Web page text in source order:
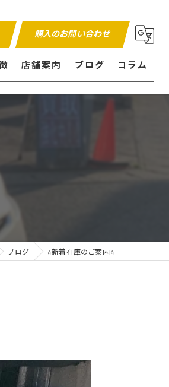
購入のお問い合わせ
店舗案内 ブログ コラム
ブログ ⭐️新着在庫のご案内⭐️